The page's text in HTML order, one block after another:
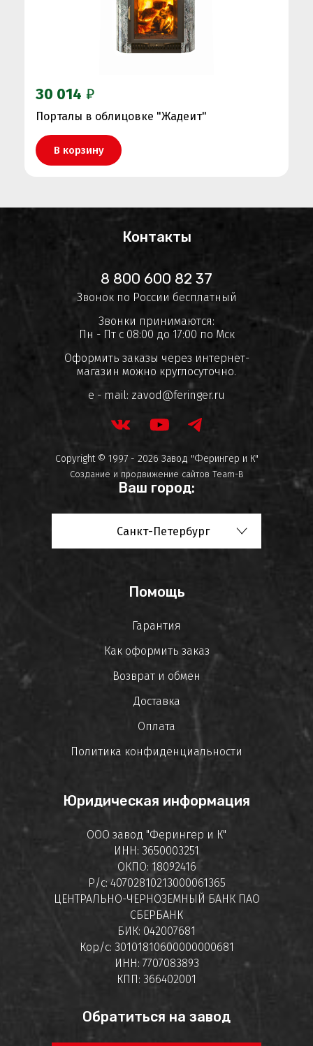
30 014 ₽
Порталы в облицовке "Жадеит"
В корзину
Контакты
8 800 600 82 37
Звонок по России бесплатный
Звонки принимаются:
Пн - Пт с 08:00 до 17:00 по Мск
Оформить заказы через интернет-
магазин можно круглосуточно.
e - mail: zavod@feringer.ru
Copyright © 1997 - 2026 Завод "Ферингер и К"
Создание и продвижение сайтов Team-B
Ваш город:
Санкт-Петербург
Помощь
Гарантия
Как оформить заказ
Возврат и обмен
Доставка
Оплата
Политика конфиденциальности
Юридическая информация
ООО завод "Ферингер и К"
ИНН: 3650003251
ОКПО: 18092416
Р/с: 40702810213000061365
ЦЕНТРАЛЬНО-ЧЕРНОЗЕМНЫЙ БАНК ПАО
СБЕРБАНК
БИК: 042007681
Кор/с: 30101810600000000681
ИНН: 7707083893
КПП: 366402001
Обратиться на завод